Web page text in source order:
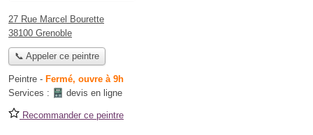
27 Rue Marcel Bourette
38100 Grenoble
📞 Appeler ce peintre
Peintre - Fermé, ouvre à 9h
Services :
devis en ligne
Recommander ce peintre